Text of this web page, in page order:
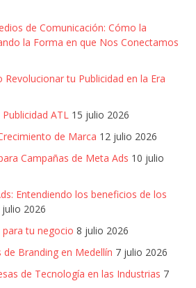
de Comunicación: Cómo la
la Forma en que Nos Conectamos
Revolucionar tu Publicidad en la Era
ATL 15 julio 2026
de Marca 12 julio 2026
Campañas de Meta Ads 10 julio
Entendiendo los beneficios de los
julio 2026
para tu negocio 8 julio 2026
de Branding en Medellín 7 julio 2026
de Tecnología en las Industrias 7